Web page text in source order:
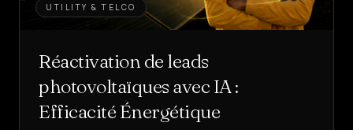
UTILITY & TELCO
Réactivation de leads
photovoltaïques avec IA :
Efficacité Énergétique